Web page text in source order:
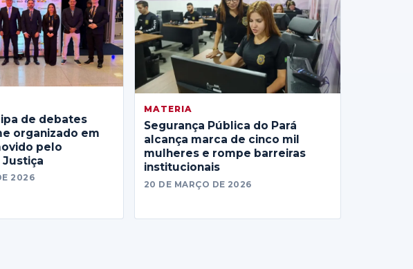
de debates
organizado em
pelo
Justiça
2026
MATERIA
Segurança Pública do Pará
alcança marca de cinco mil
mulheres e rompe barreiras
institucionais
20 DE MARÇO DE 2026